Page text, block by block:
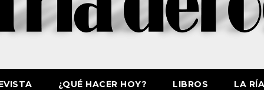
¿QUÉ HACER HOY? LIBROS LA